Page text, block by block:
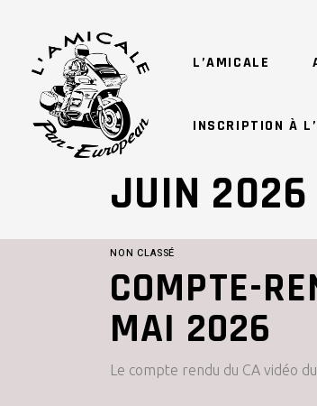
L’AMICALE
INSCRIPTION À
JUIN 2026
NON CLASSÉ
COMPTE-
MAI 2026
Le compte rendu du CA vidéo